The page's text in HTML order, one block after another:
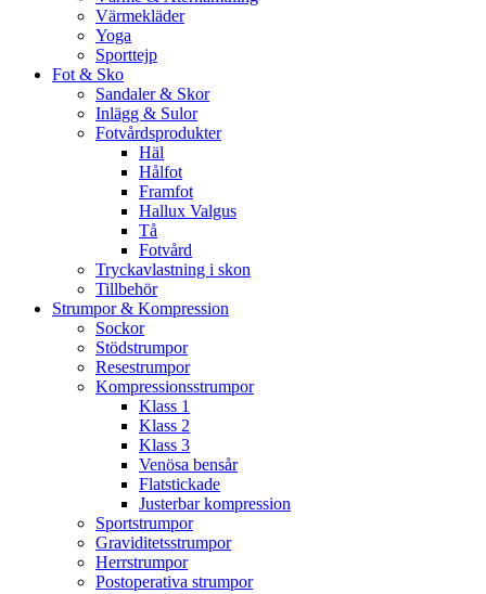
Värmekläder
Yoga
Sporttejp
Fot & Sko
Sandaler & Skor
Inlägg & Sulor
Fotvårdsprodukter
Häl
Hålfot
Framfot
Hallux Valgus
Tå
Fotvård
Tryckavlastning i skon
Tillbehör
Strumpor & Kompression
Sockor
Stödstrumpor
Resestrumpor
Kompressionsstrumpor
Klass 1
Klass 2
Klass 3
Venösa bensår
Flatstickade
Justerbar kompression
Sportstrumpor
Graviditetsstrumpor
Herrstrumpor
Postoperativa strumpor